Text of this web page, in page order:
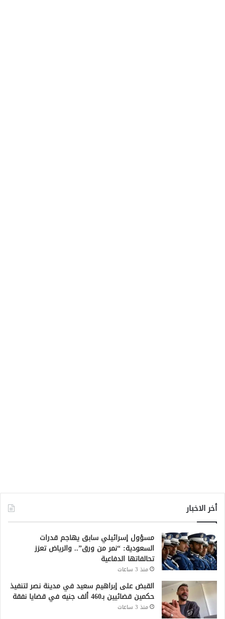
أخر الاخبار
مسؤول إسرائيلي سابق يهاجم قدرات
السعودية: “نمر من ورق”.. والرياض تعزز
تحالفاتها الدفاعية
منذ 3 ساعات
القبض على إبراهيم سعيد في مدينة نصر لتنفيذ
حكمين قضائيين بـ460 ألف جنيه في قضايا نفقة
منذ 3 ساعات